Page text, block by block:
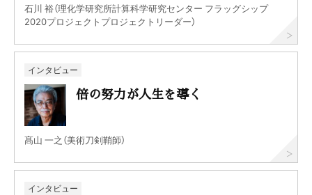
石川 裕（理化学研究所計算科学研究センター フラッグシップ
2020プロジェクトプロジェクトリーダー）
インタビュー
倍の努力が人生を導く
髙山 一之（美術刀剣鞘師）
インタビュー